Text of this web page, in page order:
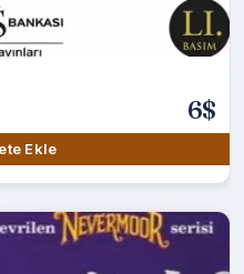
6$
Ekle